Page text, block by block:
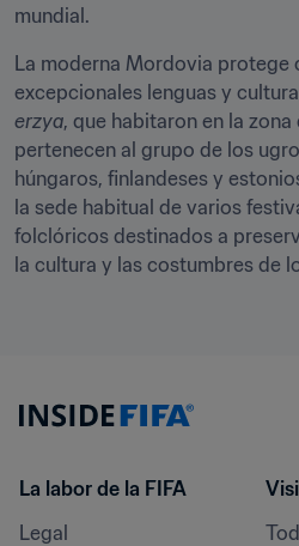
mundial.
La moderna Mordovia protege
excepcionales lenguas y
erzya, que habitaron en la
pertenecen al grupo de los
húngaros, finlandeses y
la sede habitual de varios
folclóricos destinados a
la cultura y las costumbres de
La labor de la FIFA
Legal